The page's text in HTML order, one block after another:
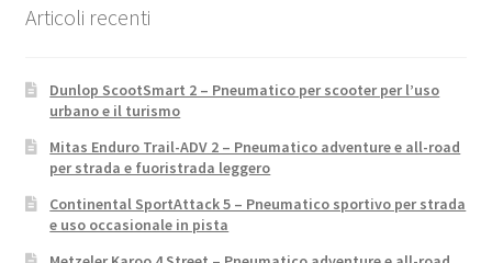
Articoli recenti
Dunlop ScootSmart 2 – Pneumatico per scooter per l’uso
urbano e il turismo
Mitas Enduro Trail-ADV 2 – Pneumatico adventure e all-road
per strada e fuoristrada leggero
Continental SportAttack 5 – Pneumatico sportivo per strada
e uso occasionale in pista